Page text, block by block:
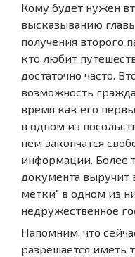
Кому будет нужен
высказыванию
получения второго
кто любит
достаточно часто.
возможность
время как его
в одном из
нем закончатся
информации. Более
документа выручит
метки" в одном из
недружественное
Напомним, что
разрешается иметь